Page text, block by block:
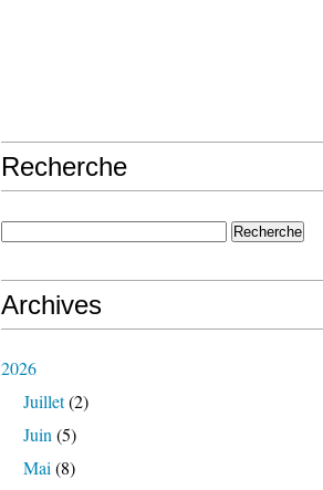
Recherche
Archives
2026
Juillet(2)
Juin (5)
Mai (8)